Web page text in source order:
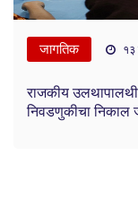
जागतिक १३
राजकीय
निवडणुकीचा निकाल